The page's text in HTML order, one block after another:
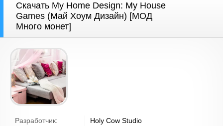
Скачать My Home Design: My House
Games (Май Хоум Дизайн) [МОД
Много монет]
Разработчик:
Holy Cow Studio